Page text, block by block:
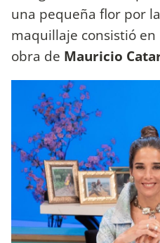
una pequeña flor por
maquillaje consistió
obra de Mauricio